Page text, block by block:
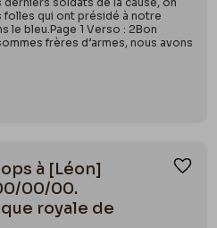
folles qui ont présidé à notre
le bleu.Page 1 Verso : 2Bon
frères d’armes, nous avons
à [Léon]
00/00.
royale de